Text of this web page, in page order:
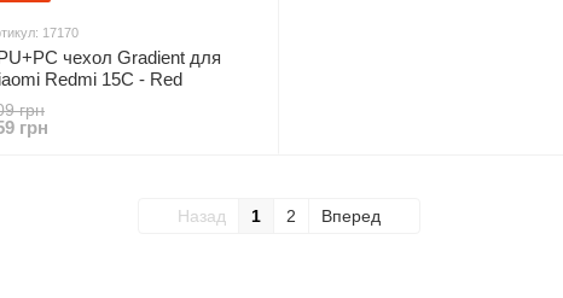
17170
чехол Gradient для
Redmi 15C - Red
грн
грн
Назад 1 2 Вперед